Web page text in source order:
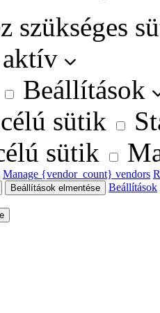
szükséges
Beállítások
sütik
sütik
Manage {vendor_count} vendors
Beállítások elmentése
Beállítások